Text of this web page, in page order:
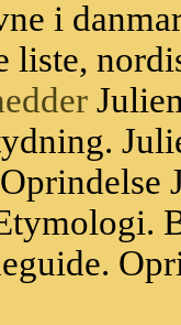
i
liste,